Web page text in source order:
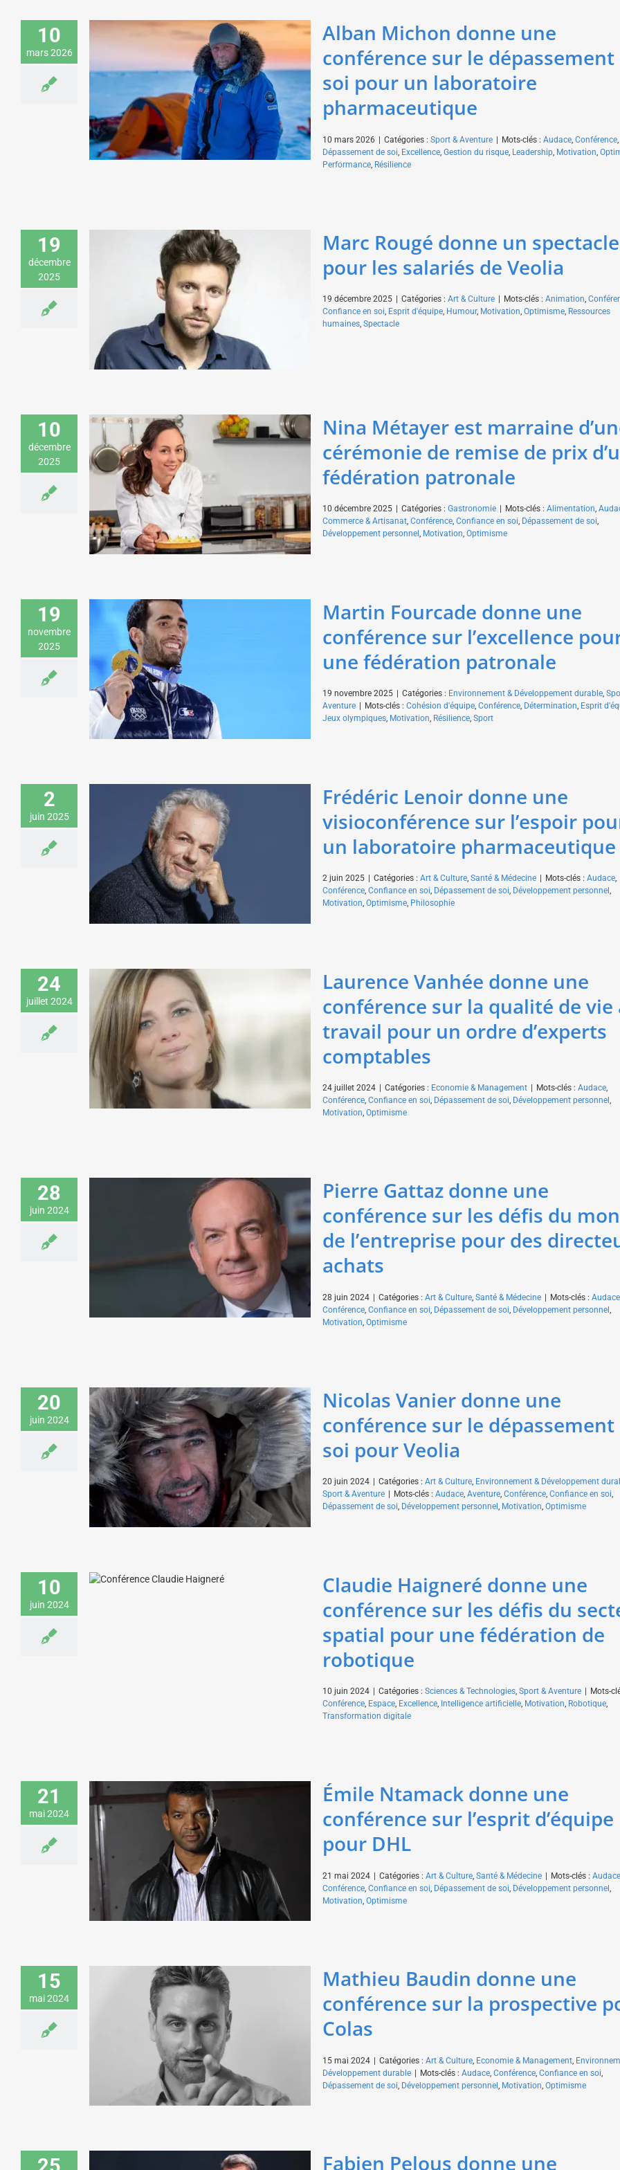
10
mars 2026
Alban Michon donne une conférence
sur le dépassement de soi pour un
laboratoire pharmaceutique
Sport & Aventure
Alban Michon donne une
conférence sur le dépassement
soi pour un laboratoire
pharmaceutique
10 mars 2026 | Catégories : Sport & Aventure | Mots-clés : Audace Conférence
Dépassement de soi Excellence Gestion du risque Leadership Motivation
Performance Résilience
19
décembre
2025
Marc Rougé donne un spectacle pour
les salariés de Veolia
Art & Culture
Marc Rougé donne un spectacle
pour les salariés de Veolia
19 décembre 2025 Catégories : Art & Culture Mots-clés : Animation,
Confiance en soi, Esprit d'équipe, Humour, Motivation, Optimisme, Ressources
humaines, Spectacle
10
décembre
2025
Nina Métayer est marraine d’une
cérémonie de remise de prix d’une
fédération patronale
Gastronomie
Nina Métayer est marraine
cérémonie de remise de prix
fédération patronale
10 décembre 2025 Catégories : Gastronomie Mots-clés : Alimentation,
Commerce & Artisanat, Conférence, Confiance en soi, Dépassement de soi,
Développement personnel , Motivation, Optimisme
19
novembre
2025
Martin Fourcade donne une conférence
sur l’excellence pour une fédération
patronale
Environnement & Développement durable
Aventure
Martin Fourcade donne une
conférence sur l’excellence
une fédération patronale
19 novembre 2025 Catégories : Environnement & Développement durable,
Aventure
Mots-clés : Cohésion d'équipe, Conférence, Détermination, Esprit
Jeux olympiques, Motivation, Résilience, Sport
2
juin 2025
Frédéric Lenoir donne une
visioconférence sur l’espoir pour un
laboratoire pharmaceutique
Art & Culture Santé & Médecine
Frédéric Lenoir donne une
visioconférence sur l’espoir
un laboratoire pharmaceutique
2 juin 2025 Catégories : Art & Culture, Santé & Médecine Mots-clés : Audace,
Conférence, Confiance en soi, Dépassement de soi, Développement personnel ,
Motivation, Optimisme, Philosophie
24
juillet 2024
Laurence Vanhée donne une conférence
sur la qualité de vie au travail pour un
ordre d’experts comptables
Economie & Management
Laurence Vanhée donne une
conférence sur la qualité de vie
travail pour un ordre d’experts
comptables
24 juillet 2024 Catégories : Economie & Management Mots-clés : Audace,
Conférence, Confiance en soi, Dépassement de soi, Développement personnel ,
Motivation, Optimisme
28
juin 2024
Pierre Gattaz donne une conférence sur
les défis du monde de l’entreprise pour
des directeurs achats
Santé & Médecine
Pierre Gattaz donne une
conférence sur les défis du
de l’entreprise pour des
achats
28 juin 2024 | Catégories : Art & Culture Santé & Médecine | Mots-clés : Audace
Conférence Confiance en soi Dépassement de soi Développement personnel
Motivation Optimisme
20
juin 2024
Nicolas Vanier donne une conférence
sur le dépassement de soi pour Veolia
Art & Culture
Environnement & Développement
durable Sport & Aventure
Nicolas Vanier donne une
conférence sur le dépassement
soi pour Veolia
20 juin 2024 Catégories : Art & Culture, Environnement & Développement
Sport & Aventure
Mots-clés : Audace, Aventure, Conférence, Confiance en soi,
Dépassement de soi, Développement personnel , Motivation, Optimisme
10
juin 2024
sur les défis du secteur spatial pour une
Claudie Haigneré donne une
conférence sur les défis du
spatial pour une fédération de
robotique
10 juin 2024 Catégories : Sciences & Technologies, Sport & Aventure
Mots-
Conférence, Espace, Excellence, Intelligence artificielle, Motivation, Robotique,
Transformation digitale
21
mai 2024
Émile Ntamack donne une conférence
sur l’esprit d’équipe pour DHL
Art & Culture Santé & Médecine
Émile Ntamack donne une
conférence sur l’esprit d’équipe
pour DHL
21 mai 2024 Catégories : Art & Culture, Santé & Médecine Mots-clés : Audace
Conférence, Confiance en soi, Dépassement de soi, Développement personnel ,
Motivation, Optimisme
15
mai 2024
Mathieu Baudin donne une conférence
sur la prospective pour Colas
Art & Culture
Economie & Management
Environnement & Développement durable
Mathieu Baudin donne une
conférence sur la prospective
Colas
15 mai 2024 Catégories : Art & Culture, Economie & Management,
Développement durable
Mots-clés : Audace, Conférence, Confiance en soi,
Dépassement de soi, Développement personnel , Motivation, Optimisme
Fabien Pelous donne une